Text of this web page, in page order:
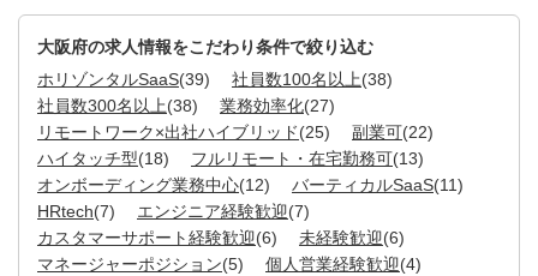
大阪府の求人情報をこだわり条件で絞り込む
ホリゾンタルSaaS(39) 社員数100名以上(38)
社員数300名以上(38) 業務効率化(27)
リモートワーク×出社ハイブリッド(25) 副業可(22)
ハイタッチ型(18) フルリモート・在宅勤務可(13)
オンボーディング業務中心(12) バーティカルSaaS(11)
HRtech(7) エンジニア経験歓迎(7)
カスタマーサポート経験歓迎(6) 未経験歓迎(6)
マネージャーポジション(5) 個人営業経験歓迎(4)